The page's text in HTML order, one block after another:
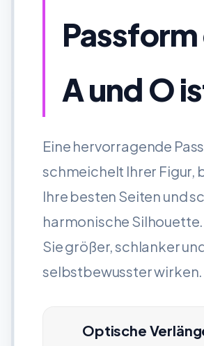
Passform
A und O
Eine hervorragende
schmeichelt Ihrer Figur,
Ihre besten Seiten und
harmonische Silhouette.
Sie größer, schlanker
selbstbewusster wirken.
Optische